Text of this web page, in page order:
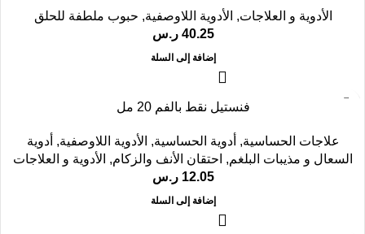
الأدوية و العلاجات, الأدوية اللاوصفية, حبوب ملطفة للحلق
40.25 ر.س
إضافة إلى السلة
فنستيل نقط بالفم 20 مل
علاجات الحساسية, أدوية الحساسية, الأدوية اللاوصفية, أدوية
السعال و مذيبات البلغم, احتقان الأنف والزكام, الأدوية و العلاجات
12.05 ر.س
إضافة إلى السلة